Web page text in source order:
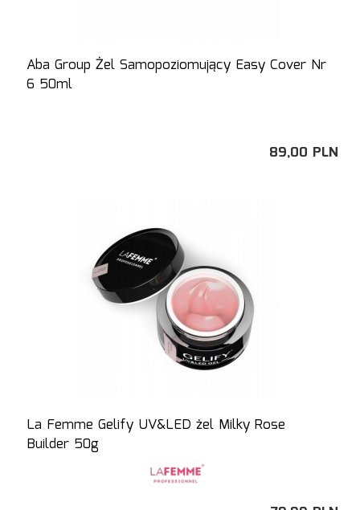
Aba Group Żel Samopoziomujący Easy Cover Nr
6 50ml
89,00 PLN
La Femme Gelify UV&LED żel Milky Rose
Builder 50g